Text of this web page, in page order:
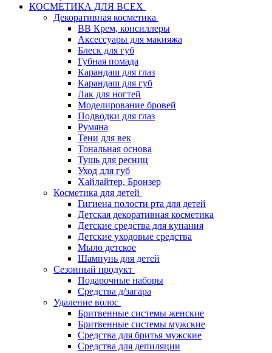
КОСМЕТИКА ДЛЯ ВСЕХ
Декоративная косметика
BB Крем, консиллеры
Аксессуары для макияжа
Блеск для губ
Губная помада
Карандаш для глаз
Карандаш для губ
Лак для ногтей
Моделирование бровей
Подводки для глаз
Румяна
Тени для век
Тональная основа
Тушь для ресниц
Уход для губ
Хайлайтер, Бронзер
Косметика для детей
Гигиена полости рта для детей
Детская декоративная косметика
Детские средства для купания
Детские уходовые средства
Мыло детское
Шампунь для детей
Сезонный продукт
Подарочные наборы
Средства д/загара
Удаление волос
Бритвенные системы женские
Бритвенные системы мужские
Средства для бритья мужские
Средства для депиляции